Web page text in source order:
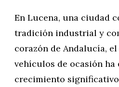
En Lucena, una ciudad
tradición industrial y
corazón de Andalucía,
vehículos de ocasión
crecimiento